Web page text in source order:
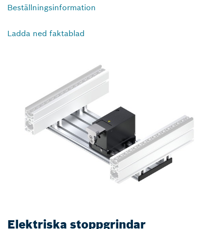
Beställningsinformation
Ladda ned faktablad
Elektriska stoppgrindar